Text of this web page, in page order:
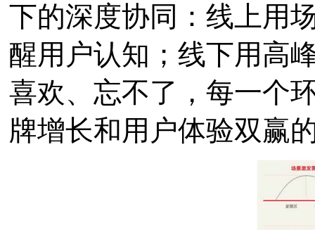
下的深度协同：线上用
醒用户认知；线下用高
喜欢、忘不了，每一个
牌增长和用户体验双赢